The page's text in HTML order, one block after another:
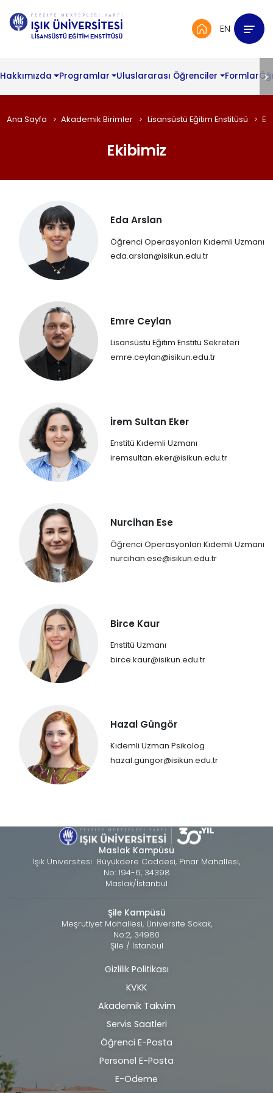
EN
Hakkımızda Programlar Uluslararası Öğrenciler Formlar
Ana Sayfa Akademik Birimler Lisansüstü Eğitim Enstitüsü
Ekibimiz
Zamanlı
Öğretim
Üyeleri
Eda Arslan
Öğrenci Operasyonları Kıdemli Uzmanı
eda.arslan@isikun.edu.tr
Emre Ceylan
Lisansüstü Eğitim Enstitü Sekreteri
emre.ceylan@isikun.edu.tr
İrem Sultan Eker
Enstitü Kıdemli Uzmanı
iremsultan.eker@isikun.edu.tr
Nurcihan Ese
Öğrenci Operasyonları Kıdemli Uzmanı
nurcihan.ese@isikun.edu.tr
Birce Kaur
Enstitü Uzmanı
birce.kaur@isikun.edu.tr
Hazal Güngör
Kıdemli Uzman Psikolog
hazal.gungor@isikun.edu.tr
Maslak Kampüsü
Işık Üniversitesi Büyükdere Caddesi, Pınar Mahallesi,
No: 194-6, 34398
Maslak/İstanbul
Şile Kampüsü
Meşrutiyet Mahallesi, Üniversite Sokak,
No:2, 34980
Şile / İstanbul
Alt
bilgi
Gizlilik Politikası
KVKK
Akademik Takvim
Servis Saatleri
Öğrenci E-Posta
Personel E-Posta
E-Ödeme